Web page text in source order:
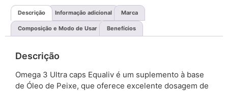
Descrição Informação adicional Marca
Composição e Modo de Usar Benefícios
Descrição
Omega 3 Ultra caps Equaliv é um suplemento à base
de Óleo de Peixe, que oferece excelente dosagem de